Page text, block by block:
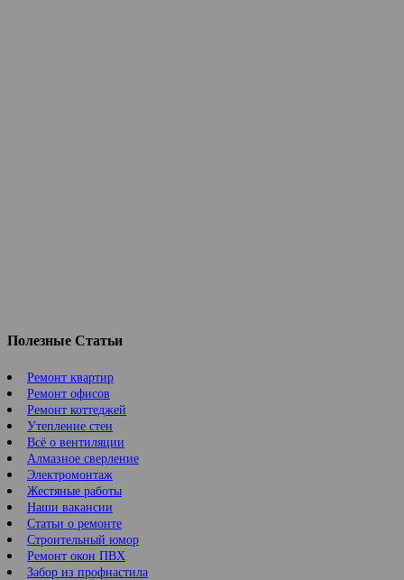
Полезные Статьи
Ремонт квартир
Ремонт офисов
Ремонт коттеджей
Утепление стен
Всё о вентиляции
Алмазное сверление
Электромонтаж
Жестяные работы
Наши вакансии
Статьи о ремонте
Строительный юмор
Ремонт окон ПВХ
Забор из профнастила